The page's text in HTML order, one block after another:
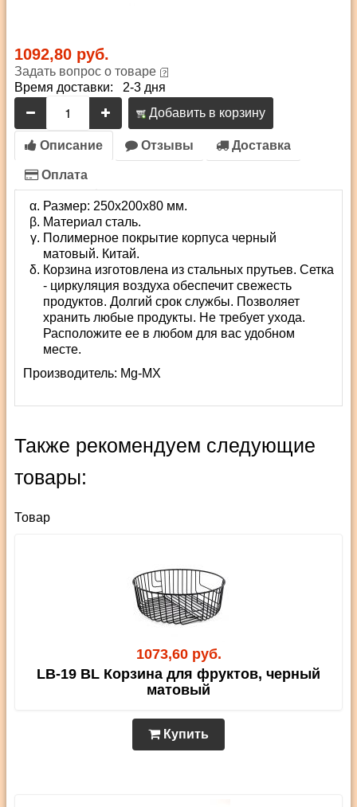
1092,80 руб.
Задать вопрос о товаре
Время доставки: 2-3 дня
Добавить в корзину
Описание Отзывы Доставка
Оплата
Размер: 250х200х80 мм.
Материал сталь.
Полимерное покрытие корпуса черный
матовый. Китай.
Корзина изготовлена из стальных прутьев. Сетка
- циркуляция воздуха обеспечит свежесть
продуктов. Долгий срок службы. Позволяет
хранить любые продукты. Не требует ухода.
Расположите ее в любом для вас удобном
месте.
Производитель: Mg-MX
Также рекомендуем следующие
товары:
Товар
1073,60 руб.
LB-19 BL Корзина для фруктов, черный
матовый
Купить